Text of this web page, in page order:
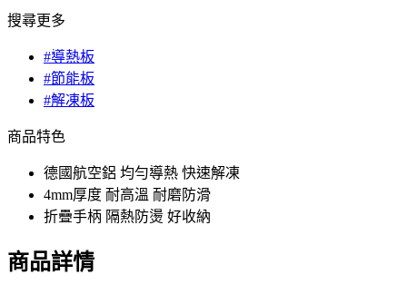
搜尋更多
#導熱板
#節能板
#解凍板
商品特色
德國航空鋁 均勻導熱 快速解凍
4mm厚度 耐高溫 耐磨防滑
折疊手柄 隔熱防燙 好收納
商品詳情